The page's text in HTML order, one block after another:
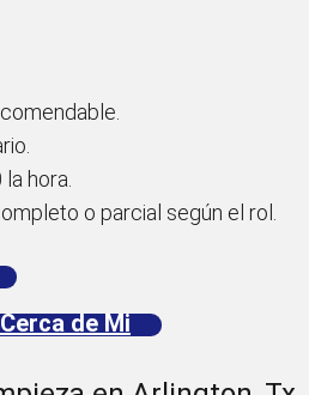
hora.
o parcial según el rol.
de Mi